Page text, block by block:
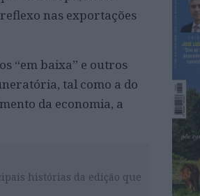
nas exportações
“em baixa” e outros
tal como a do
da economia, a
histórias da edição que